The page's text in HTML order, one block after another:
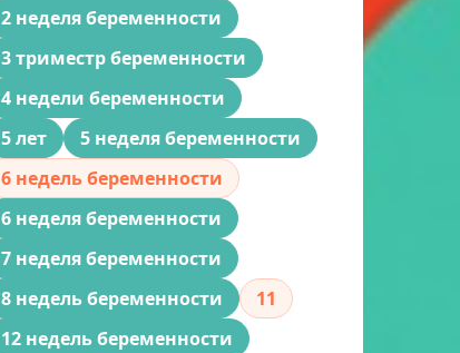
2 неделя беременности
3 триместр беременности
4 недели беременности
5 лет
5 неделя беременности
6 недель беременности
6 неделя беременности
7 неделя беременности
8 недель беременности
11
12 недель беременности